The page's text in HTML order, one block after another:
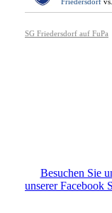
Besuchen Sie
unserer Facebook